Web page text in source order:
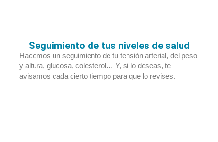
Seguimiento de tus niveles de salud
Hacemos un seguimiento de tu tensión arterial, del peso
y altura, glucosa, colesterol… Y, si lo deseas, te
avisamos cada cierto tiempo para que lo revises.